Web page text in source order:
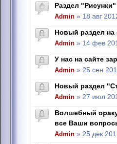
Раздел "Рисунки"
Admin » 18 авг
Новый раздел на
Admin » 14 фев
У нас на сайте
Admin » 25 сен
Новый раздел
Admin » 27 июл
Волшебный
все Ваши
Admin » 25 дек